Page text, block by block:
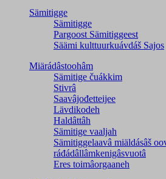
Sämitigge
Sämitigge
Pargoost Sämitiggeest
Säämi kulttuurkuávdáš Sajos
Miärádâstoohâm
Sämitige čuákkim
Stivrâ
Saavâjođetteijee
Lävdikodeh
Haldâttâh
Sämitige vaaljah
Sämitiggelaavâ miäldásâš
ráđádâllâmkenigâsvuotâ
Eres toimâorgaaneh